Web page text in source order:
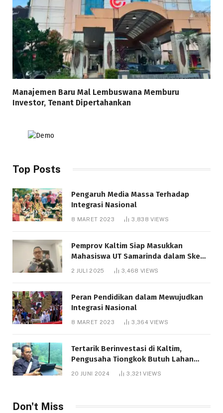
Manajemen Baru Mal Lembuswana Memburu
Investor, Tenant Dipertahankan
Top Posts
Pengaruh Media Massa Terhadap
Integrasi Nasional
8 MARET 2023 3,838VIEWS
Pemprov Kaltim Siap Masukkan
Mahasiswa UT Samarinda dalam Skema
Bantuan Pendidikan Gratispol
2 JULI 2025 3,468 VIEWS
Peran Pendidikan dalam Mewujudkan
Integrasi Nasional
8 MARET 2023 3,364VIEWS
Tertarik Berinvestasi di Kaltim,
Pengusaha Tiongkok Butuh Lahan
1.000 Hektare
20 JUNI 2024 3,321VIEWS
Don't Miss